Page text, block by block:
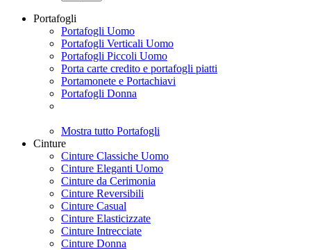
Portafogli
Portafogli Uomo
Portafogli Verticali Uomo
Portafogli Piccoli Uomo
Porta carte credito e portafogli piatti
Portamonete e Portachiavi
Portafogli Donna
Mostra tutto Portafogli
Cinture
Cinture Classiche Uomo
Cinture Eleganti Uomo
Cinture da Cerimonia
Cinture Reversibili
Cinture Casual
Cinture Elasticizzate
Cinture Intrecciate
Cinture Donna